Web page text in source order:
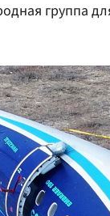
группа